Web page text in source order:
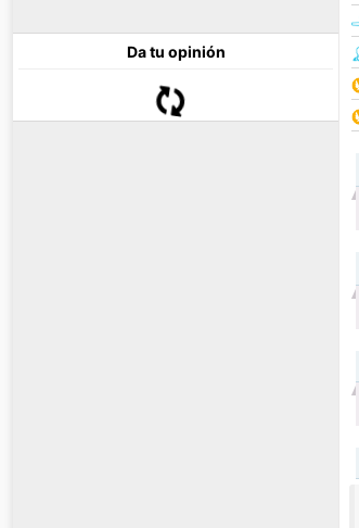
Da tu opinión